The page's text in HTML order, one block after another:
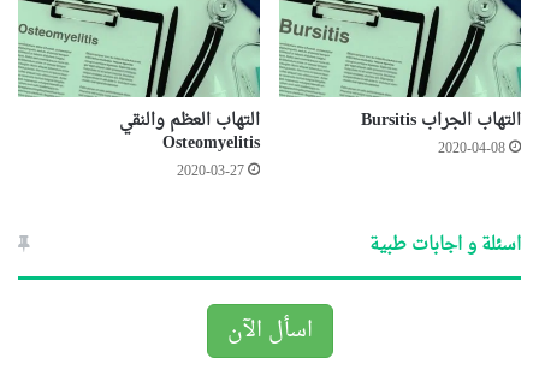
التهاب الجراب Bursitis
2020-04-08
التهاب العظم والنقي
Osteomyelitis
2020-03-27
اسئلة و اجابات طبية
اسأل الآن